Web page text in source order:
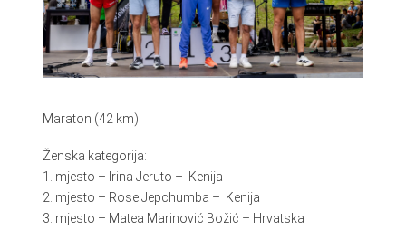
Maraton (42 km)
Ženska kategorija:
1. mjesto – Irina Jeruto – Kenija
2. mjesto – Rose Jepchumba – Kenija
3. mjesto – Matea Marinović Božić – Hrvatska